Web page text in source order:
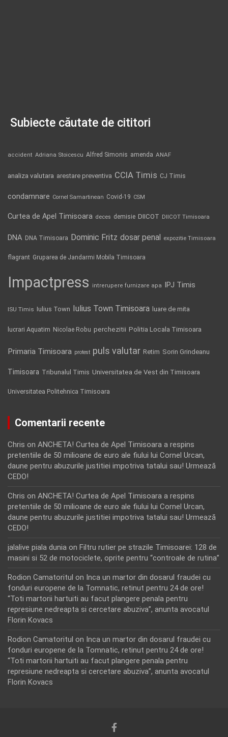
Subiecte căutate de cititori
accident Adriana Stoicescu Alfred Simonis amenda ANAF
analiza valutara arestare preventiva CCIA Timis CJ Timis
condamnare Cornel Samartinean Covid-19 CSM
Curtea de Apel Timisoara deces demisie DIICOT DIICOT Timisoara
DNA DNA Timisoara Dominic Fritz dosar penal expozitie Timisoara
flagrant Gruparea de Jandarmi Mobila Timisoara
Impactpress intrerupere furnizare apa IPJ Timis
ISU Timis Iulius Town Iulius Town Timisoara luare de mita
lucrari Aquatim Nicolae Robu perchezitii Politia Locala Timisoara
Primaria Timisoara protest puls valutar Retim Sorin Grindeanu
Timisoara Tribunalul Timis Universitatea de Vest din Timisoara
Universitatea Politehnica Timisoara
Comentarii recente
Chris on ANCHETA! Curtea de Apel Timisoara a respins
pretentiile de 50 milioane de euro ale fiului lui Cornel Urcan,
daune pentru abuzurile justitiei impotriva tatalui sau! Urmează
CEDO!
Chris on ANCHETA! Curtea de Apel Timisoara a respins
pretentiile de 50 milioane de euro ale fiului lui Cornel Urcan,
daune pentru abuzurile justitiei impotriva tatalui sau! Urmează
CEDO!
jalalive piala dunia on Filtru rutier pe strazile Timisoarei: 128 de
masini si 52 de motociclete, oprite pentru “controale de rutina”
Rodion Camatoritul on Inca un martor din dosarul fraudei cu
fonduri europene de la Tomnatic, retinut pentru 24 de ore!
“Toti martorii hartuiti au facut plangere penala pentru
represiune nedreapta si cercetare abuziva”, anunta avocatul
Florin Kovacs
Rodion Camatoritul on Inca un martor din dosarul fraudei cu
fonduri europene de la Tomnatic, retinut pentru 24 de ore!
“Toti martorii hartuiti au facut plangere penala pentru
represiune nedreapta si cercetare abuziva”, anunta avocatul
Florin Kovacs